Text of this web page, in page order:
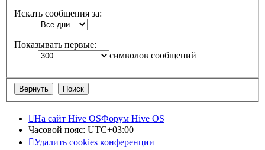
Искать сообщения за:
Показывать первые:
символов сообщений
На сайт Hive OSФорум Hive OS
Часовой пояс: UTC+03:00
Удалить cookies конференции